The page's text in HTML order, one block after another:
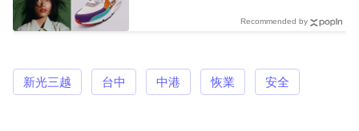
Recommended by
新光三越 台中 中港 恢業 安全